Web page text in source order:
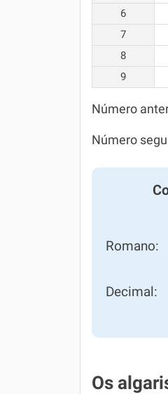
6
7
8
9
Número
Número
Romano:
Decimal:
Os